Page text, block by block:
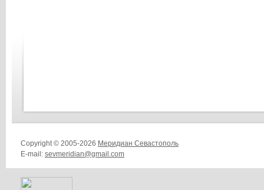
Copyright © 2005-2026 Меридиан Севастополь
E-mail: sevmeridian@gmail.com